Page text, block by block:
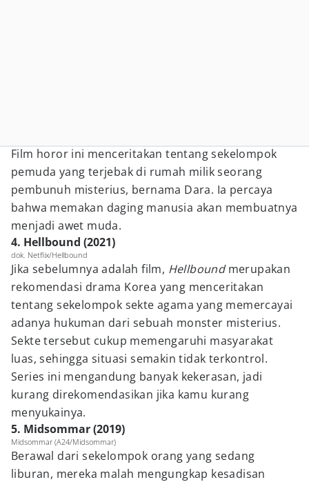
Film horor ini menceritakan tentang sekelompok
pemuda yang terjebak di rumah milik seorang
pembunuh misterius, bernama Dara. Ia percaya
bahwa memakan daging manusia akan membuatnya
menjadi awet muda.
4. Hellbound (2021)
dok. Netflix/Hellbound
Jika sebelumnya adalah film, Hellboundmerupakan
rekomendasi drama Korea yang menceritakan
tentang sekelompok sekte agama yang memercayai
adanya hukuman dari sebuah monster misterius.
Sekte tersebut cukup memengaruhi masyarakat
luas, sehingga situasi semakin tidak terkontrol.
Series ini mengandung banyak kekerasan, jadi
kurang direkomendasikan jika kamu kurang
menyukainya.
5. Midsommar (2019)
Midsommar (A24/Midsommar)
Berawal dari sekelompok orang yang sedang
liburan, mereka malah mengungkap kesadisan